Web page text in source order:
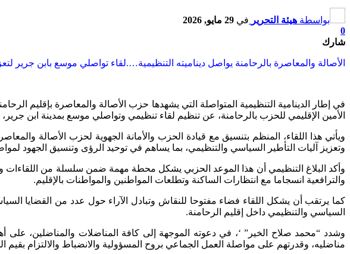
بواسطة هيئة التحرير في 29 مايو, 2026
0
شارك
الأصالة والمعاصرة بالرحامنة يواصل ديناميته التنظيمية….لقاء تواصلي موسع بابن جرير
في إطار الدينامية التنظيمية المتواصلة التي يشهدها حزب الأصالة والمعاصرة بإقليم
الأمين الإقليمي للحزب بالرحامنة، عن تنظيم لقاء تنظيمي وتواصلي موسع بمدينة ابن جرير، وذلك يوم السبت 30 ماي 2026 ابتداء من الساعة الخامسة مساء، بمقر
ويأتي هذا اللقاء، المنظم بتنسيق مع قيادة الحزب والأمانة الجهوية لحزب الأصالة
وتعزيز آليات التأطير السياسي والتنظيمي، بما يساهم في توحيد الرؤى وتنسيق الجهود
وأكد البلاغ التنظيمي أن هذا الموعد الحزبي يشكل محطة مهمة ضمن سلسلة من اللقاءات
والترافعية انسجاما مع انتظارات الساكنة وتطلعات المواطنين والمواطنات بالإقليم.
كما يرتقب أن يشكل اللقاء فضاء مفتوحا للنقاش وتبادل الآراء حول عدد من القضايا
السياسي والتنظيمي داخل إقليم الرحامنة.
وشدد “محمد صلاح الخير” ‘، في دعوته الموجهة إلى كافة المناضلات والمناضلين،
مناضليه، وقدرتهم على مواصلة العمل الجماعي بروح المسؤولية والانضباط والالتزام بقيم